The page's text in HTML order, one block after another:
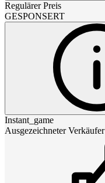
Regulärer Preis
GESPONSERT
Instant_game
Ausgezeichneter Verkäufer